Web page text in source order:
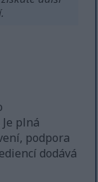
plná
podpora
dodává